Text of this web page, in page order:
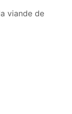
viande de